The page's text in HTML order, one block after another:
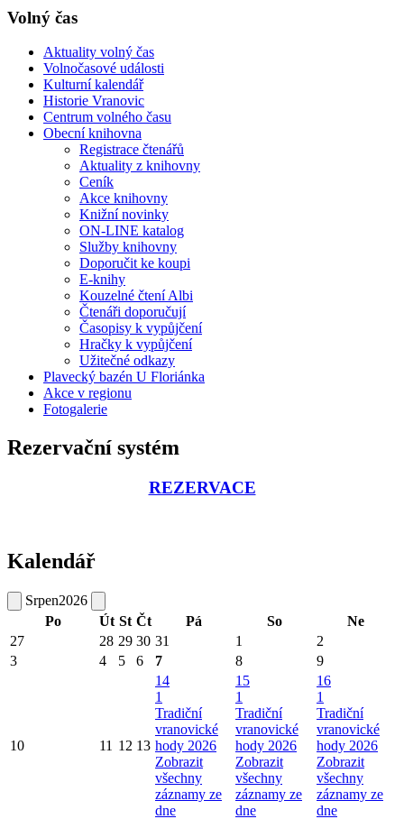
Volný čas
Aktuality volný čas
Volnočasové události
Kulturní kalendář
Historie Vranovic
Centrum volného času
Obecní knihovna
Registrace čtenářů
Aktuality z knihovny
Ceník
Akce knihovny
Knižní novinky
ON-LINE katalog
Služby knihovny
Doporučit ke koupi
E-knihy
Kouzelné čtení Albi
Čtenáři doporučují
Časopisy k vypůjčení
Hračky k vypůjčení
Užitečné odkazy
Plavecký bazén U Floriánka
Akce v regionu
Fotogalerie
Rezervační systém
REZERVACE
Kalendář
Srpen2026
Po
Út St Čt Pá So
Ne
27
28 29 30 31 1
2
3
4 5 6 7 8 9
10 11 12 13
14
1
Tradiční
vranovické
hody 2026
Zobrazit
všechny
záznamy ze
dne
15
1
Tradiční
vranovické
hody 2026
Zobrazit
všechny
záznamy ze
dne
16
1
Tradiční
vranovické
hody 2026
Zobrazit
všechny
záznamy ze
dne